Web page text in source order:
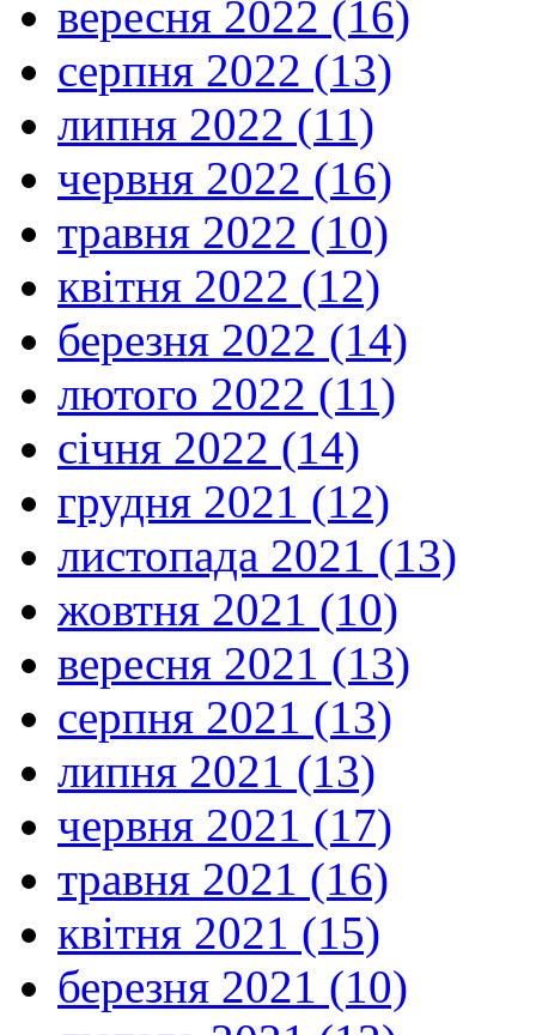
вересня 2022 (16)
серпня 2022 (13)
липня 2022 (11)
червня 2022 (16)
травня 2022 (10)
квітня 2022 (12)
березня 2022 (14)
лютого 2022 (11)
січня 2022 (14)
грудня 2021 (12)
листопада 2021 (13)
жовтня 2021 (10)
вересня 2021 (13)
серпня 2021 (13)
липня 2021 (13)
червня 2021 (17)
травня 2021 (16)
квітня 2021 (15)
березня 2021 (10)